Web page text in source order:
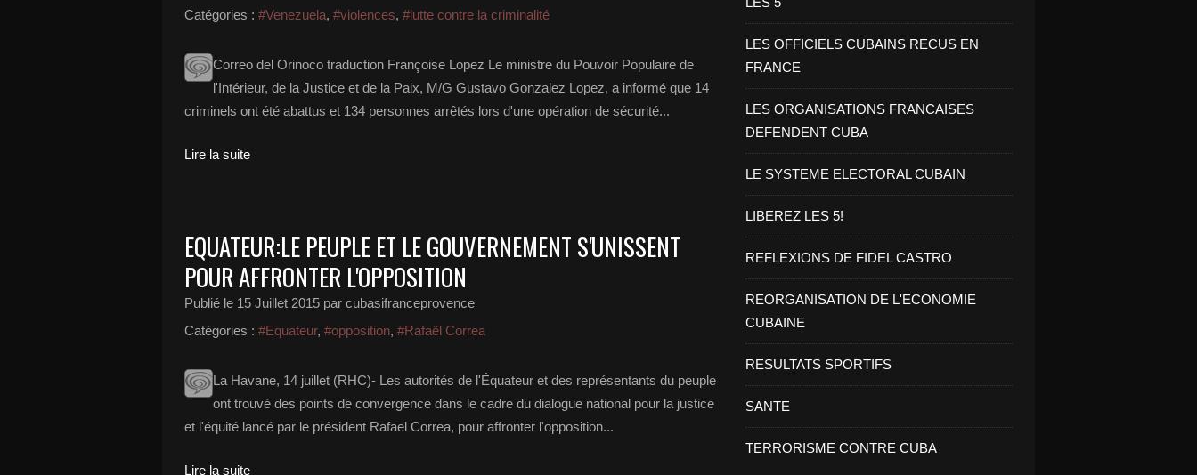
Catégories : #Venezuela, #violences, #lutte contre la criminalité
Correo del Orinoco traduction Françoise Lopez Le ministre du Pouvoir Populaire de
l'Intérieur, de la Justice et de la Paix, M/G Gustavo Gonzalez Lopez, a informé que 14
criminels ont été abattus et 134 personnes arrêtés lors d'une opération de sécurité...
Lire la suite
EQUATEUR:LE PEUPLE ET LE GOUVERNEMENT S'UNISSENT
POUR AFFRONTER L'OPPOSITION
Publié le 15 Juillet 2015 par cubasifranceprovence
Catégories : #Equateur, #opposition, #Rafaël Correa
La Havane, 14 juillet (RHC)- Les autorités de l'Équateur et des représentants du peuple
ont trouvé des points de convergence dans le cadre du dialogue national pour la justice
et l'équité lancé par le président Rafael Correa, pour affronter l'opposition...
Lire la suite
LES OFFICIELS CUBAINS RECUS EN
FRANCE
LES ORGANISATIONS FRANCAISES
DEFENDENT CUBA
LE SYSTEME ELECTORAL CUBAIN
LIBEREZ LES 5!
REFLEXIONS DE FIDEL CASTRO
REORGANISATION DE L'ECONOMIE
CUBAINE
RESULTATS SPORTIFS
SANTE
TERRORISME CONTRE CUBA